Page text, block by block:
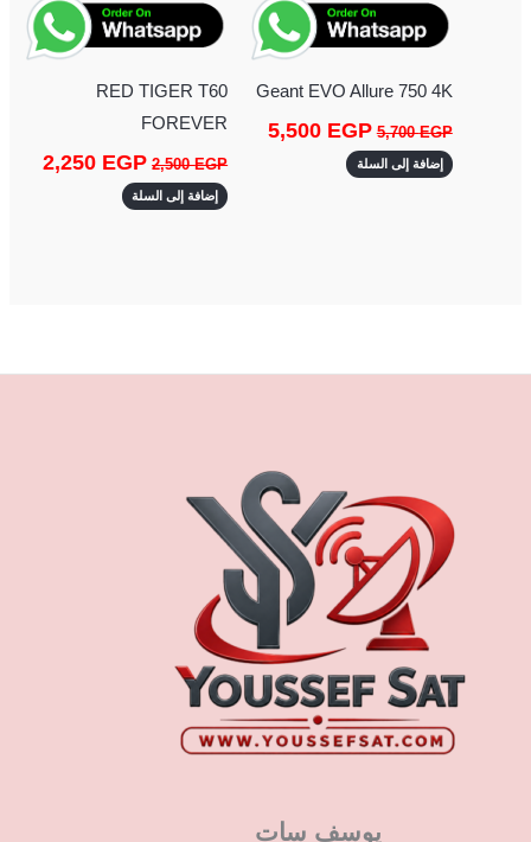
Geant EVO Allure 750 4K
5,700EGP
5,500 EGP
إضافة إلى السلة
RED TIGER T60
FOREVER
2,500EGP
2,250 EGP
إضافة إلى السلة
يوسف سات